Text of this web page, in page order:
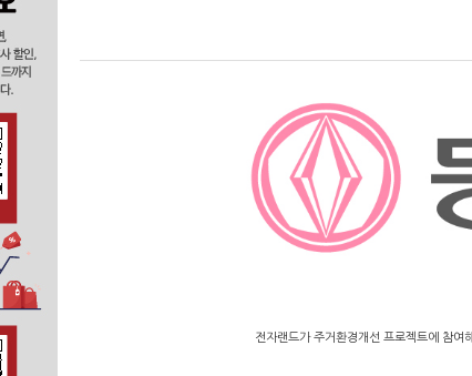
전자랜드가 주거환경개선 프로젝트에 참